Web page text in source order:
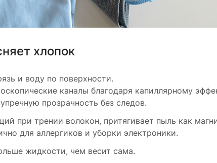
хлопок
и воду по поверхности.
каналы благодаря капиллярному
прозрачность без следов.
при трении волокон, притягивает пыль как
для аллергиков и уборки электроники.
жидкости, чем весит сама.